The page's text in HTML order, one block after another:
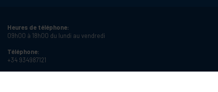
Heures de téléphone:
09h00 à 18h00 du lundi au vendredi
Téléphone:
+34 934987121